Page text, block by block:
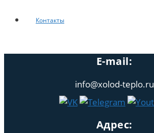
Контакты
E-mail:
info@xolod-teplo.ru
Адрес: